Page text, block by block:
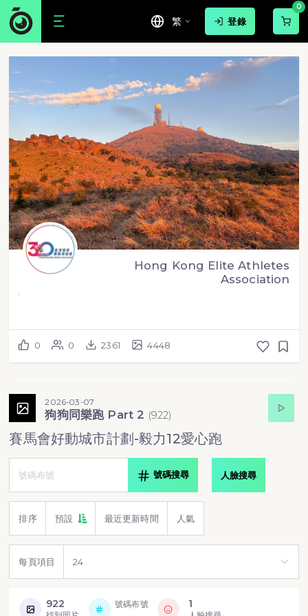
繁 登錄
0
Hong Kong Elite Athletes
Association
0 0 2361 4448
2026-03-07
狗狗同樂跑 Part 2 (922)
賽馬會好動城市計劃-毅力12愛心跑
號碼搜尋 人臉搜尋
排序 預設 最近更新時間 人氣
每頁項目
922 號碼布號 1